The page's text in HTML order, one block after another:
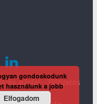
ajánlat
Előfizetés
gondoskodunk
használunk a jobb
Elfogadom